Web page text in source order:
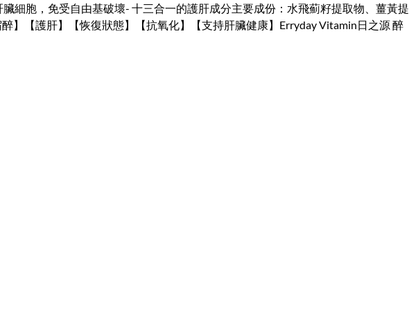
細胞，免受自由基破壞- 十三合一的護肝成分主要成份：水飛薊籽提取物、薑黃提
】【護肝】【恢復狀態】【抗氧化】【支持肝臟健康】Erryday Vitamin日之源 醉